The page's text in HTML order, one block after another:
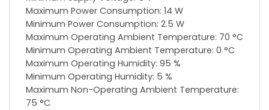
Maximum Power Consumption: 14 W
Minimum Power Consumption: 2.5 W
Maximum Operating Ambient Temperature: 70 °C
Minimum Operating Ambient Temperature: 0 °C
Maximum Operating Humidity: 95 %
Minimum Operating Humidity: 5 %
Maximum Non-Operating Ambient Temperature:
75 °C